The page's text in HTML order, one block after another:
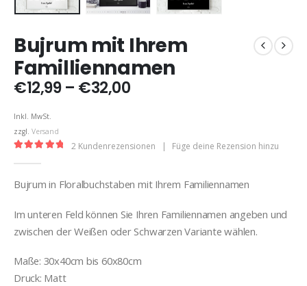
Bujrum mit Ihrem
Familliennamen
€12,99 – €32,00Preisspanne:
Inkl. MwSt.
zzgl. Versand
2 Kundenrezensionen | Füge deine Rezension hinzu
Bujrum in Floralbuchstaben mit Ihrem Familiennamen
Im unteren Feld können Sie Ihren Familiennamen angeben und
zwischen der Weißen oder Schwarzen Variante wählen.
Maße: 30x40cm bis 60x80cm
Druck: Matt